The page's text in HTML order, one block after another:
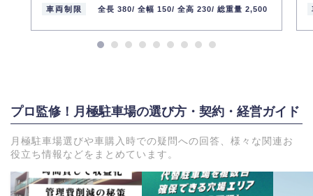
車両制限
全長 380/ 全幅 150/ 全高 230/ 総重量 2,500
プロ監修！月極駐車場の選び方・契約・経営ガイド
月極駐車場選びや車購入時での疑問への回答、様々な関連お
役立ち情報などをまとめています。